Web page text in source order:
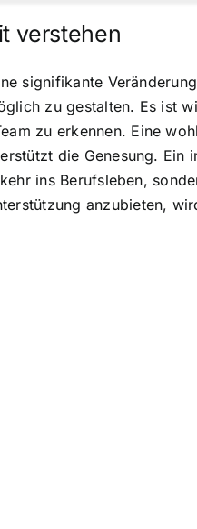
verstehen
signifikante
zu gestalten. Es ist
zu erkennen. Eine
die Genesung.
ins Berufsleben,
anzubieten,